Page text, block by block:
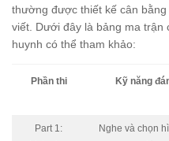
thường được thiết kế cân
viết. Dưới đây là bảng ma trận
huynh có thể tham khảo:
Phần thi Kỹ năng
Part 1:
Nghe và chọn